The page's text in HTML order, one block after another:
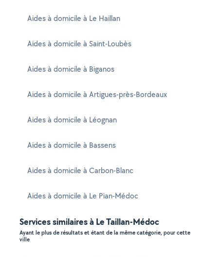
Aides à domicile à Le Haillan
Aides à domicile à Saint-Loubès
Aides à domicile à Biganos
Aides à domicile à Artigues-près-Bordeaux
Aides à domicile à Léognan
Aides à domicile à Bassens
Aides à domicile à Carbon-Blanc
Aides à domicile à Le Pian-Médoc
Services similaires à Le Taillan-Médoc
Ayant le plus de résultats et étant de la même catégorie, pour cette
ville